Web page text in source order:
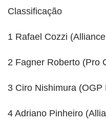
Classificação
1 Rafael Cozzi
2 Fagner Roberto (Pro
3 Ciro Nishimura
4 Adriano Pinheiro